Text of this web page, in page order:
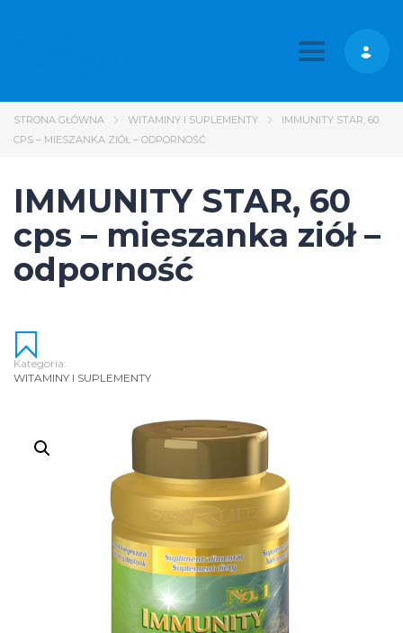
Toggle
STRONA GŁÓWNA WITAMINY I SUPLEMENTY
IMMUNITY STAR, 60
CPS – MIESZANKA ZIÓŁ – ODPORNOŚĆ
IMMUNITY STAR, 60
cps – mieszanka ziół –
odporność
Kategoria:
WITAMINY I SUPLEMENTY